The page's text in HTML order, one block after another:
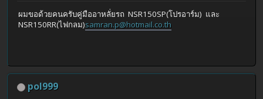
ผมขอด้วยคนครับคู่มืออาหลั่ยรถ NSR150SP(โปรอาร์ม) และ
NSR150RR(ไฟกลม)samran.p@hotmail.co.th
pol999